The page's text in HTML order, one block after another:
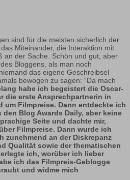
sind für die meisten sicherlich der
Miteinander, die Interaktion mit
an der Sache. Schön und gut, aber
Bloggens, als man noch
das eigene Geschreibsel
bewogen zu sagen: “Da mach
habe ich begeistert die Oscar-
die erste Ansprechpartnerin in
um Filmpreise. Dann entdeckte ich
Blog Awards Daily, aber keine
Seite und dachte mir,
Filmpreise. Dann wurde ich
zunehmend an der Diskrepanz
Qualität sowie der thematischen
ich, worüber ich lieber
ich das Filmpreis-Geblogge
und widme mich